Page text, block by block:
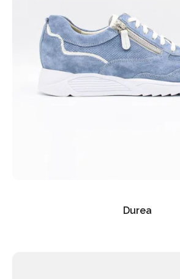
Durea